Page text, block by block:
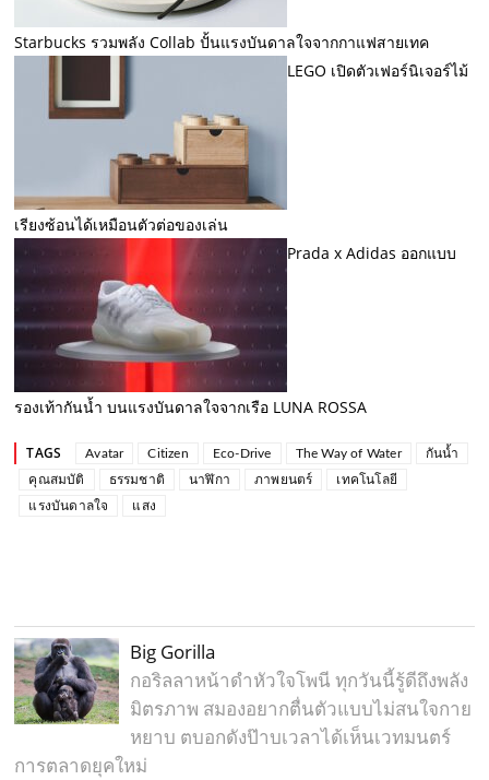
Starbucks รวมพลัง Collab ปั้นแรงบันดาลใจจากกาแฟสายเทค
LEGO เปิดตัวเฟอร์นิเจอร์ไม้
เรียงซ้อนได้เหมือนตัวต่อของเล่น
Prada x Adidas ออกแบบ
รองเท้ากันน้ำ บนแรงบันดาลใจจากเรือ LUNA ROSSA
TAGS Avatar Citizen Eco-Drive The Way of Water
กันน้ำ
คุณสมบัติ
ธรรมชาติ นาฬิกา ภาพยนตร์
เทคโนโลยี
แรงบันดาลใจ
แสง
Big Gorilla
กอริลลาหน้าดำหัวใจโพนี ทุกวันนี้รู้ดีถึงพลัง
มิตรภาพ สมองอยากตื่นตัวแบบไม่สนใจกาย
หยาบ ตบอกดังป๊าบเวลาได้เห็นเวทมนตร์
การตลาดยุคใหม่